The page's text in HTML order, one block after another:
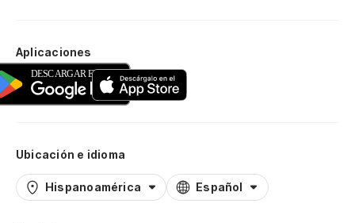
Aplicaciones
Ubicación e idioma
Hispanoamérica Español